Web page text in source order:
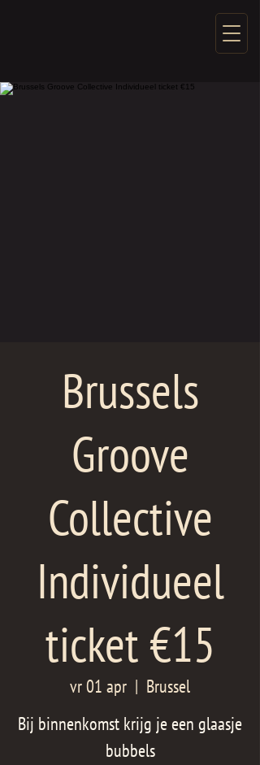
Brussels
Groove
Collective
Individueel
ticket €15
vr 01 apr
  |
Brussel
Bij binnenkomst krijg je een glaasje
bubbels